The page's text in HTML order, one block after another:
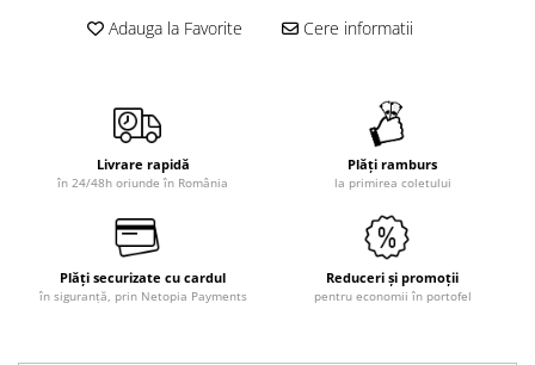
Adauga la Favorite Cere informatii
Livrare rapidă
în 24/48h oriunde în România
Plăți ramburs
la primirea coletului
Plăți securizate cu cardul
în siguranță, prin Netopia Payments
Reduceri și promoții
pentru economii în portofel